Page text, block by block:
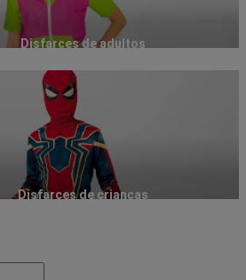
Disfarces de adultos
Disfarces de crianças